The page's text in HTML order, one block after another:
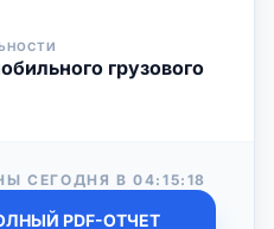
грузового
СЕГОДНЯ В04:15:18
PDF-ОТЧЕТ